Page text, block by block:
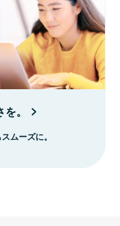
。
ムーズに。